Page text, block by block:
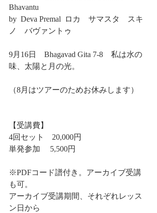
Bhavantu
by  Deva Premal  ロカ　サマスタ　スキ
ノ　バヴァントゥ
9月16日　Bhagavad Gita 7-8　私は水の
味、太陽と月の光。
（8月はツアーのためお休みします）
【受講費】
4回セット　20,000円
単発参加　 5,500円
※PDFコード譜付き。アーカイブ受講
も可。
アーカイブ受講期間、それぞれレッス
ン日から